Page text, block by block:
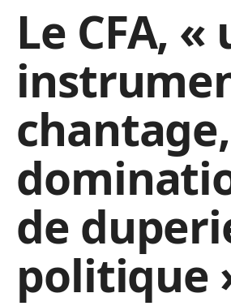
Le CFA, «
de
politique